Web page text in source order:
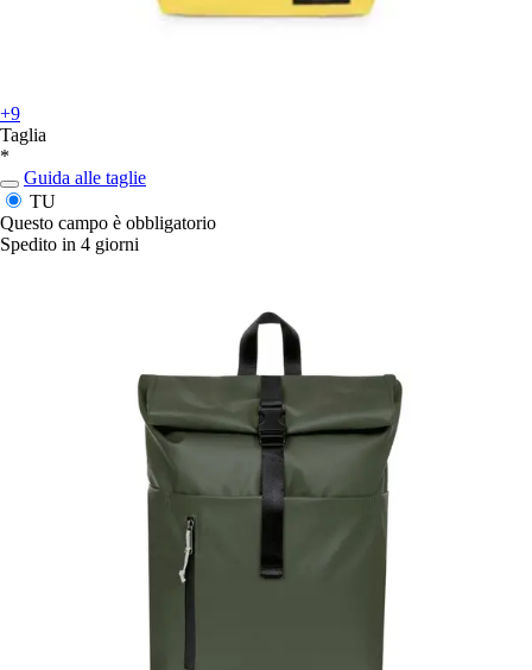
+9
Taglia
*
Guida alle taglie
TU
Questo campo è obbligatorio
Spedito in 4 giorni